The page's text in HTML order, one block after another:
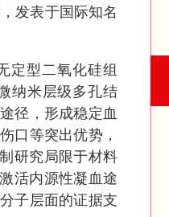
发表于国际知名
定型二氧化硅组
纳米层级多孔结
径，形成稳定血
口等突出优势，
研究局限于材料
活内源性凝血途
子层面的证据支